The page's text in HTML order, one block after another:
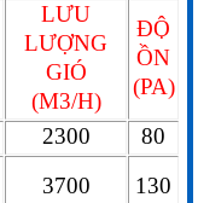
LƯU
LƯỢNG
GIÓ
(M3/H)
ĐỘ
ỒN
(PA)
2300
80
3700
130